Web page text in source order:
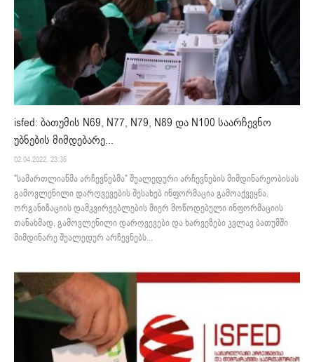
isfed: ბათუმის N69, N77, N79, N89 და N100 საარჩევნო
უბნების მიმდებარე...
02.04.2022. 23:35
"სამართლიანმა არჩევნებმა" შუალედური არჩევნების მიმდინარეობისას
გამოვლენილი დარღვევების შესახებ ინფორმაცია გამოაქვეყნა.
ორგანიზაციის დამკვირვებლების მიერ მოწოდებული ინფორმაციის
თანახმად, გამოვლენილი დარღვევები და ხარვეზები კვლავ ბათუმში
მიმდინარე შუალედურ არჩევნებს...